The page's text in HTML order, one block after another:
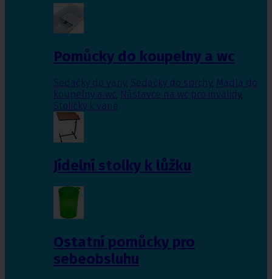
Pomůcky do koupelny a wc
Sedačky do vany, Sedačky do sprchy, Madla do
koupelny a wc, Nástavce na wc pro invalidy,
Stoličky k vaně
Jídelní stolky k lůžku
Ostatní pomůcky pro
sebeobsluhu